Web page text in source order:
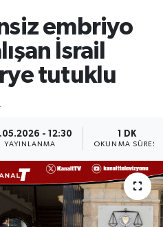
embriyo
İsrail
tutuklu
- 12:30
YAYINLANMA
1 DK
OKUNMA SÜRESI